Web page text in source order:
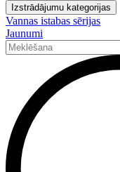
Izstrādājumu kategorijas
Vannas istabas sērijas
Jaunumi